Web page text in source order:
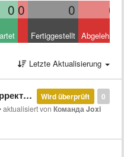
0 0 0 0
Fertiggestellt Abgelehnt
Letzte Aktualisierung
0
Wird überprüft
Pagedown
aktualisiert vonКоманда Joxi